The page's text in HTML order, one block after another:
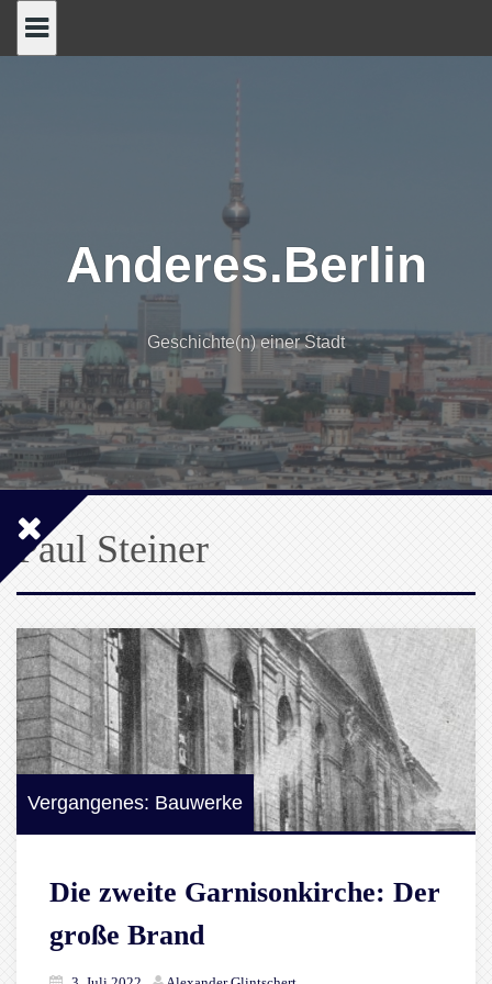
Anderes.Berlin
Geschichte(n) einer Stadt
Paul Steiner
Vergangenes: Bauwerke
Die zweite Garnisonkirche: Der
große Brand